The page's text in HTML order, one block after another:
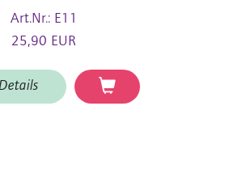
Art.Nr.: E11
25,90 EUR